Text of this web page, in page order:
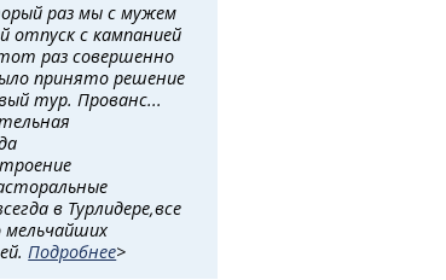
раз мы с мужем
отпуск с кампанией
раз совершенно
принято решение
тур. Прованс...
в Турлидере,все
мельчайших
Подробнее>